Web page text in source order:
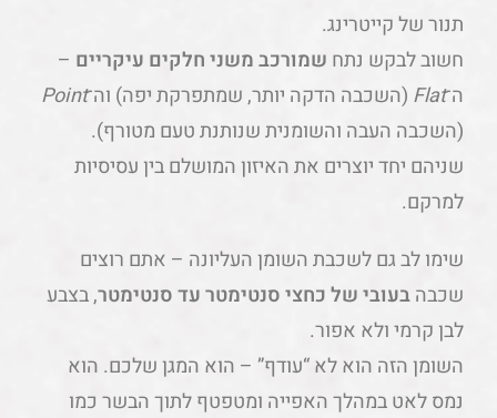
תנור של קייטרינג.
חשוב לבקש נתח שמורכב משני חלקים עיקריים –
ה־Flat (השכבה הדקה יותר, שמתפרקת יפה) וה־Point
(השכבה העבה והשומנית שנותנת טעם מטורף).
שניהם יחד יוצרים את האיזון המושלם בין עסיסיות
למרקם.
שימו לב גם לשכבת השומן העליונה – אתם רוצים
שכבהבעובי של כחצי סנטימטר עד סנטימטר, בצבע
לבן קרמי ולא אפור.
השומן הזה הוא לא “עודף” – הוא המגן שלכם. הוא
נמס לאט במהלך האפייה ומטפטף לתוך הבשר כמו